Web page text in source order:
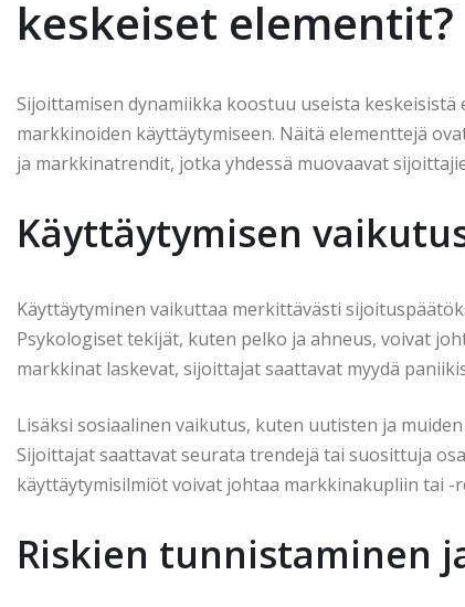
keskeiset elementit?
Sijoittamisen dynamiikka koostuu useista
markkinoiden käyttäytymiseen. Näitä elementtejä
ja markkinatrendit, jotka yhdessä muovaavat
Käyttäytymisen
Käyttäytyminen vaikuttaa merkittävästi
Psykologiset tekijät, kuten pelko ja ahneus, voivat
markkinat laskevat, sijoittajat saattavat myydä
Lisäksi sosiaalinen vaikutus, kuten uutisten ja
Sijoittajat saattavat seurata trendejä tai suosittuja
käyttäytymisilmiöt voivat johtaa markkinakupliin tai -
Riskien tunnistaminen